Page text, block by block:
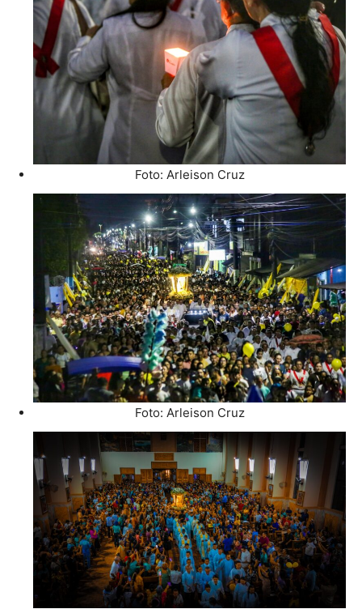
Foto: Arleison Cruz
Foto: Arleison Cruz